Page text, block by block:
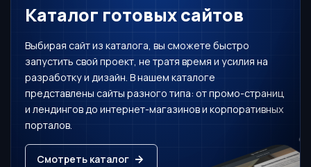
Каталог готовых сайтов
Выбирая сайт из каталога, вы сможете быстро
запустить свой проект, не тратя время и усилия на
разработку и дизайн. В нашем каталоге
представлены сайты разного типа: от промо-страниц
и лендингов до интернет-магазинов и корпоративных
порталов.
Смотреть каталог